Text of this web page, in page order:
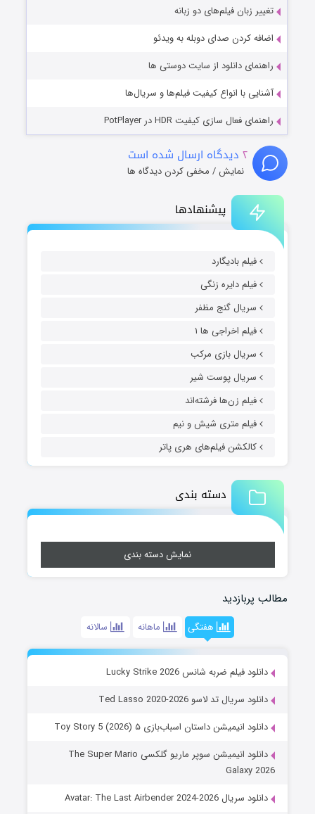
پیشنهادها
فیلم بادیگارد
فیلم دایره زنگی
سریال گنج مظفر
فیلم اخراجی ها ۱
سریال بازی مرکب
سریال پوست شیر
فیلم زن‌ها فرشته‌اند
فیلم متری شیش و نیم
کالکشن فیلم‌های هری پاتر
دسته بندی
نمایش دسته بندی
مطالب پربازدید
هفتگی ماهانه سالانه
دانلود فیلم ضربه شانس Lucky Strike 2026
دانلود سریال تد لاسو Ted Lasso 2020-2026
دانلود انیمیشن داستان اسباب‌بازی ۵ Toy Story 5 (2026)
دانلود انیمیشن سوپر ماریو گلکسی The Super Mario
Galaxy 2026
دانلود سریال Avatar: The Last Airbender 2024-2026
تغییر زبان فیلم‌های دو زبانه
اضافه کردن صدای دوبله به ویدئو
راهنمای دانلود از سایت دوستی ها
آشنایی با انواع کیفیت فیلم‌ها و سریال‌ها
راهنمای فعال سازی کیفیت HDR در PotPlayer
۲ دیدگاه ارسال شده است
نمایش / مخفی کردن دیدگاه ها